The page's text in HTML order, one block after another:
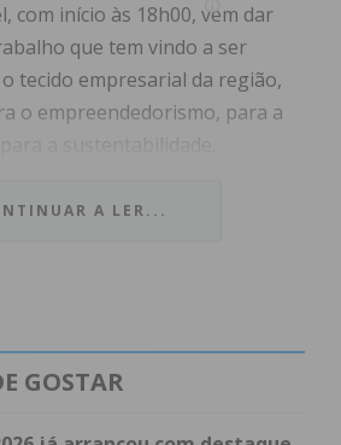
com início às 18h00, vem dar
que tem vindo a ser
tecido empresarial da região,
o empreendedorismo, para a
do impacto que a digitalização
de fio condutor a uma
A LER...
GOSTAR